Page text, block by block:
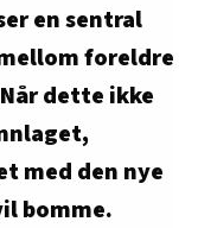
en sentral
foreldre
dette ikke
med den nye
bomme.